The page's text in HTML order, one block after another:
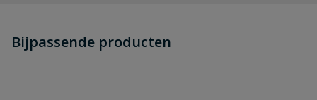
dit product?
Schrijf zelf een beoordeling
Bijpassende producten